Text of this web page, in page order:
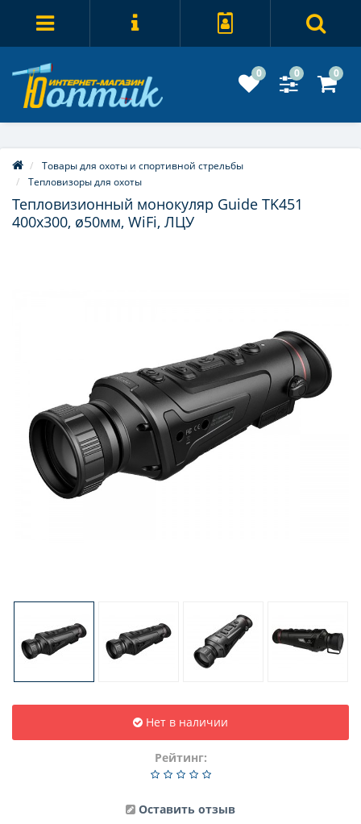
0 0 0
Товары для охоты и спортивной стрельбы
Тепловизоры для охоты
Тепловизионный монокуляр Guide TK451
400х300, ø50мм, WiFi, ЛЦУ
Нет в наличии
Рейтинг:
Оставить отзыв